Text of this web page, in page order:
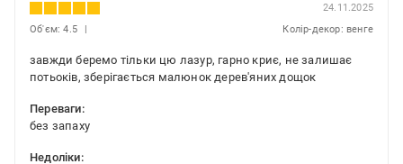
24.11.2025
Об'єм: 4.5
Колір-декор: венге
завжди беремо тільки цю лазур, гарно криє, не залишає
потьоків, зберігається малюнок дерев'яних дощок
Переваги:
без запаху
Недоліки: